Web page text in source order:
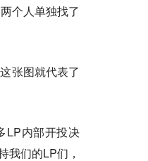
个人单独找了
张图就代表了
LP内部开投决
我们的LP们，